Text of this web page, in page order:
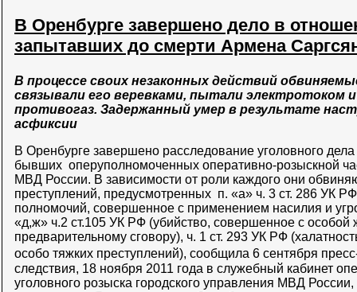
В Оренбурге завершено дело в
запытавших до смерти Армена
В процессе своих незаконных действий
связывали его веревками, пытали электротоком
противогаз. Задержанный умер в результате
асфиксии
В Оренбурге завершено расследование уголовного
бывших оперуполномоченных оперативно-розыскной
МВД России. В зависимости от роли каждого они
преступлений, предусмотренных п. «а» ч. 3 ст. 286 УК
полномочий, совершенное с применением насилия и
«д,ж» ч.2 ст.105 УК РФ (убийство, совершенное с особой
предварительному сговору), ч. 1 ст. 293 УК РФ
особо тяжких преступлений), сообщила 6 сентября
следствия, 18 ноября 2011 года в служебный кабинет
уголовного розыска городского управления МВД